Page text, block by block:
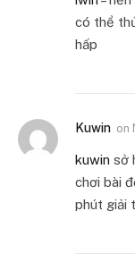
có thể
hấp
Kuwin on
kuwin sở
chơi bài
phút giải